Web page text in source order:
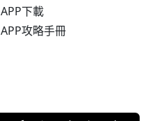
APP下載
APP攻略手冊